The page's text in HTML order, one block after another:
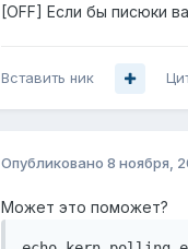
[OFF] Если бы писюки
Вставить ник
Опубликовано 8 ноября,
Может это поможет?